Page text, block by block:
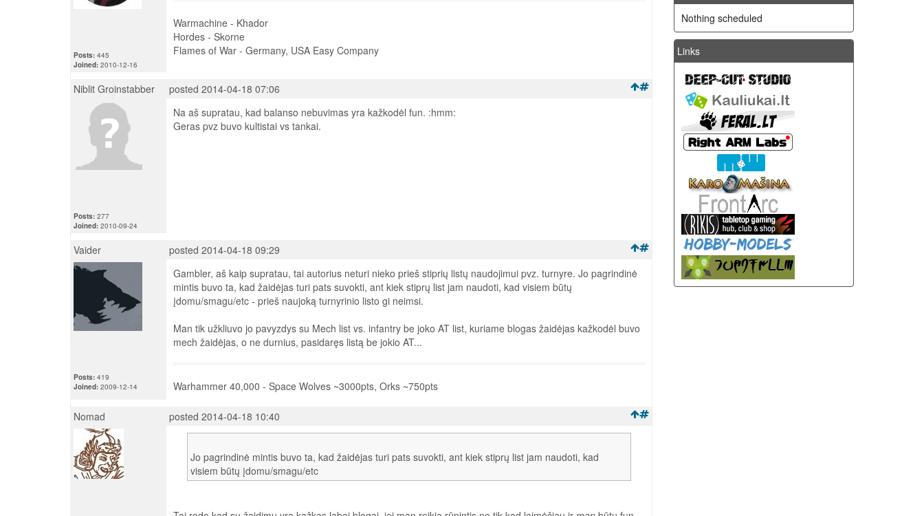
Posts: 445
Joined: 2010-12-16
Warmachine - Khador
Hordes - Skorne
Flames of War - Germany, USA Easy Company
Niblit Groinstabber posted 2014-04-18 07:06
Posts: 277
Joined: 2010-09-24
Na aš supratau, kad balanso nebuvimas yra kažkodėl fun. :hmm:
Geras pvz buvo kultistai vs tankai.
Vaider posted 2014-04-18 09:29
Posts: 419
Joined: 2009-12-14
Gambler, aš kaip supratau, tai autorius neturi nieko prieš stiprių listų naudojimui pvz. turnyre. Jo pagrindinė
mintis buvo ta, kad žaidėjas turi pats suvokti, ant kiek stiprų list jam naudoti, kad visiem būtų
įdomu/smagu/etc - prieš naujoką turnyrinio listo gi neimsi.
Man tik užkliuvo jo pavyzdys su Mech list vs. infantry be joko AT list, kuriame blogas žaidėjas kažkodėl buvo
mech žaidėjas, o ne durnius, pasidaręs listą be jokio AT...
Warhammer 40,000 - Space Wolves ~3000pts, Orks ~750pts
Nomad posted 2014-04-18 10:40
Jo pagrindinė mintis buvo ta, kad žaidėjas turi pats suvokti, ant kiek stiprų list jam naudoti, kad
visiem būtų įdomu/smagu/etc
Nothing scheduled
Links